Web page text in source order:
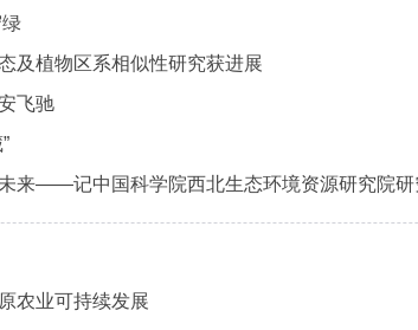
及植物区系相似性研究获进展
飞驰
来——记中国科学院西北生态环境资源研究院研
农业可持续发展